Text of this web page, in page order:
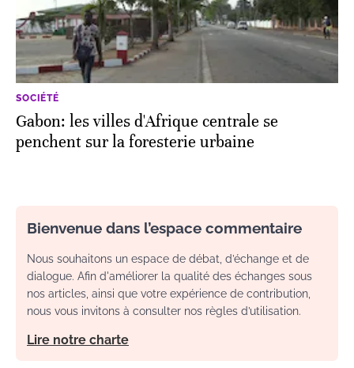
SOCIÉTÉ
Gabon: les villes d'Afrique centrale se
penchent sur la foresterie urbaine
Bienvenue dans l’espace commentaire
Nous souhaitons un espace de débat, d’échange et de
dialogue. Afin d'améliorer la qualité des échanges sous
nos articles, ainsi que votre expérience de contribution,
nous vous invitons à consulter nos règles d’utilisation.
Lire notre charte